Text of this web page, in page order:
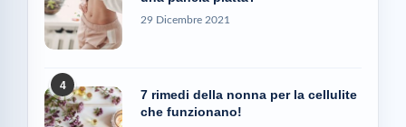
29 Dicembre 2021
4
7 rimedi della nonna per la cellulite
che funzionano!